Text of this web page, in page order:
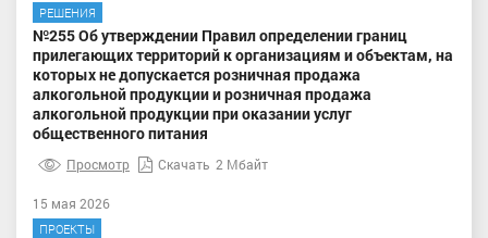
РЕШЕНИЯ
№255 Об утверждении Правил определении границ
прилегающих территорий к организациям и объектам, на
которых не допускается розничная продажа
алкогольной продукции и розничная продажа
алкогольной продукции при оказании услуг
общественного питания
Просмотр Скачать 2 Мбайт
15 мая 2026
ПРОЕКТЫ